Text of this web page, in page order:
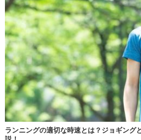
ランニングの適切な時速とは？ジョギング